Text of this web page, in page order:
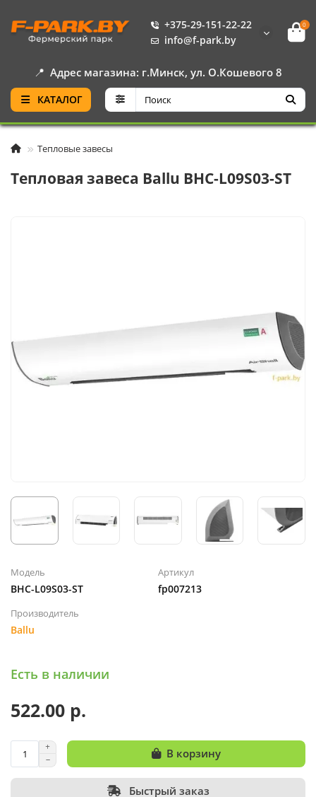
+375-29-151-22-22
info@f-park.by
0
📍 Адрес магазина: г.Минск, ул. О.Кошевого 8
КАТАЛОГ
Тепловые завесы
Тепловая завеса Ballu BHC-L09S03-ST
Модель
BHC-L09S03-ST
Артикул
fp007213
Производитель
Ballu
Есть в наличии
522.00 р.
В корзину
Быстрый заказ